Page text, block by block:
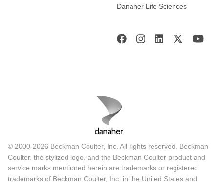
Danaher Life Sciences
© 2000-2026 Beckman Coulter, Inc. All rights reserved. Beckman
Coulter, the stylized logo, and the Beckman Coulter product and
service marks mentioned herein are trademarks or registered
trademarks of Beckman Coulter, Inc. in the United States and